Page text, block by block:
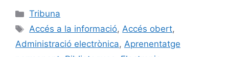
c
e
b
ai
l
s
k
e
dI
p
ar
Categories
Tribuna
Etiquetes
Accés a la informació,Accés obert,
Administració electrònica, Aprenentatge